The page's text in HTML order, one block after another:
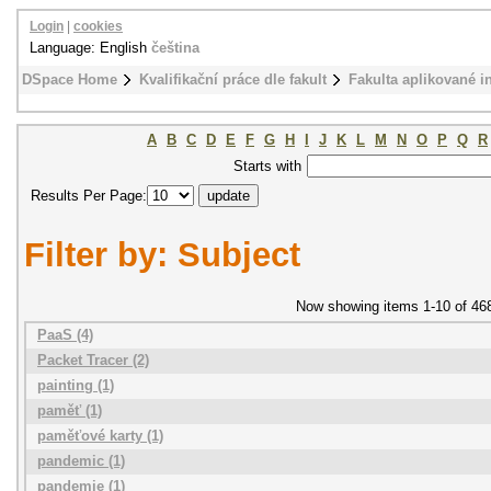
DSpace Home Kvalifikační práce dle fakult Fakulta aplikované
Login cookies
Language: English čeština
A B C D E F G H J K L M N O P Q
R
Starts with
Results Per Page:
Filter by: Subject
Now showing items 1-10 of
PaaS (4)
Packet Tracer (2)
painting (1)
paměť (1)
paměťové karty (1)
pandemic (1)
pandemie (1)